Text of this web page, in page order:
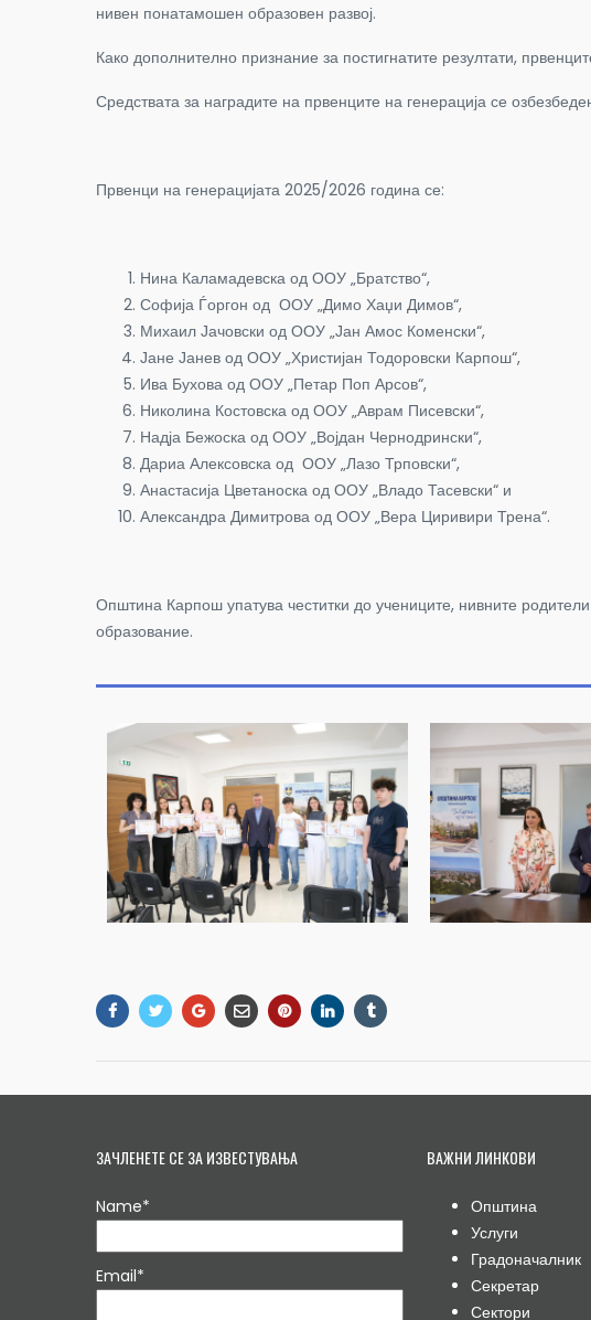
нивен понатамошен образовен развој.
Како дополнително признание за постигнатите резултати,
Средствата за наградите на првенците на генерација се
Првенци на генерацијата 2025/2026 година се:
Нина Каламадевска од ООУ „Братство“,
Софија Ѓоргон од ООУ „Димо Хаџи Димов“,
Михаил Јачовски од ООУ „Јан Амос Коменски“,
Јане Јанев од ООУ „Христијан Тодоровски Карпош“,
Ива Бухова од ООУ „Петар Поп Арсов“,
Николина Костовска од ООУ „Аврам Писевски“,
Надја Бежоска од ООУ „Војдан Чернодрински“,
Дариа Алексовска од ООУ „Лазо Трповски“,
Анастасија Цветаноска од ООУ „Владо Тасевски“ и
Александра Димитрова од ООУ „Вера Циривири Трена“.
Општина Карпош упатува честитки до учениците, нивните
образование.
ЗАЧЛЕНЕТЕ СЕ ЗА ИЗВЕСТУВАЊА
Name*
Email*
ВАЖНИ ЛИНКОВИ
Општина
Услуги
Градоначалник
Секретар
Сектори